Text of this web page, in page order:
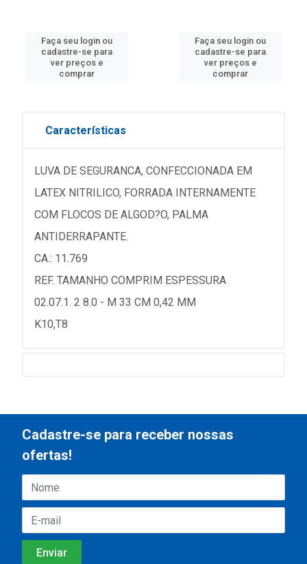
Faça seu login ou
cadastre-se para
ver preços e
comprar
Faça seu login ou
cadastre-se para
ver preços e
comprar
Características
LUVA DE SEGURANCA, CONFECCIONADA EM
LATEX NITRILICO, FORRADA INTERNAMENTE
COM FLOCOS DE ALGOD?O, PALMA
ANTIDERRAPANTE.
CA.: 11.769
REF. TAMANHO COMPRIM ESPESSURA
02.07.1. 2 8.0 - M 33 CM 0,42 MM
K10,T8
Cadastre-se para receber nossas
ofertas!